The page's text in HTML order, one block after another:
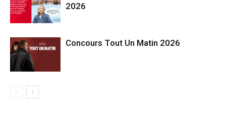
2026
Concours Tout Un Matin 2026